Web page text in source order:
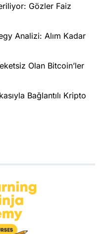
Gözler Faiz
Analizi: Alım Kadar
Olan Bitcoin’ler
Bağlantılı Kripto